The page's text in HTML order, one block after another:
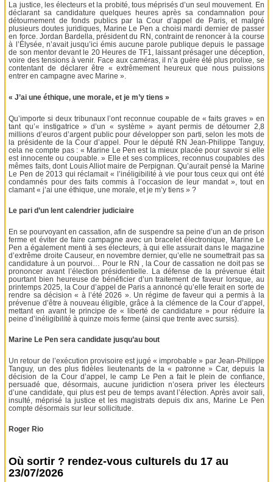
La justice, les électeurs et la probité, tous méprisés d’un seul mouvement. En
déclarant sa candidature quelques heures après sa condamnation pour
détournement de fonds publics par la Cour d’appel de Paris, et malgré
plusieurs doutes juridiques, Marine Le Pen a choisi mardi dernier de passer
en force. Jordan Bardella, président du RN, contraint de renoncer à la course
à l’Élysée, n’avait jusqu’ici émis aucune parole publique depuis le passage
de son mentor devant le 20 Heures de TF1, laissant présager une déception,
voire des tensions à venir. Face aux caméras, il n’a guère été plus prolixe, se
contentant de déclarer être « extrêmement heureux que nous puissions
entrer en campagne avec Marine ».
« J’ai une éthique, une morale, et je m’y tiens »
Qu’importe si deux tribunaux l’ont reconnue coupable de « faits graves » en
tant qu’« instigatrice » d’un « système » ayant permis de détourner 2,8
millions d’euros d’argent public pour développer son parti, selon les mots de
la présidente de la Cour d’appel. Pour le député RN Jean-Philippe Tanguy,
cela ne compte pas : « Marine Le Pen est la mieux placée pour savoir si elle
est innocente ou coupable. » Elle et ses complices, reconnus coupables des
mêmes faits, dont Louis Alliot maire de Perpignan. Qu’aurait pensé la Marine
Le Pen de 2013 qui réclamait « l’inéligibilité à vie pour tous ceux qui ont été
condamnés pour des faits commis à l’occasion de leur mandat », tout en
clamant « j’ai une éthique, une morale, et je m’y tiens » ?
Le pari d’un lent calendrier judiciaire
En se pourvoyant en cassation, afin de suspendre sa peine d’un an de prison
ferme et éviter de faire campagne avec un bracelet électronique, Marine Le
Pen a également menti à ses électeurs, à qui elle assurait dans le magazine
d’extrême droite Causeur, en novembre dernier, qu’elle ne soumettrait pas sa
candidature à un pourvoi… Pour le RN , la Cour de cassation ne doit pas se
prononcer avant l’élection présidentielle. La défense de la prévenue était
pourtant bien heureuse de bénéficier d’un traitement de faveur lorsque, au
printemps 2025, la Cour d’appel de Paris a annoncé qu’elle ferait en sorte de
rendre sa décision « à l’été 2026 ». Un régime de faveur qui a permis à la
prévenue d’être à nouveau éligible, grâce à la clémence de la Cour d’appel,
mettant en avant le principe de « liberté de candidature » pour réduire la
peine d’inéligibilité à quinze mois ferme (ainsi que trente avec sursis).
Marine Le Pen sera candidate jusqu’au bout
Un retour de l’exécution provisoire est jugé « improbable » par Jean-Philippe
Tanguy, un des plus fidèles lieutenants de la « patronne » Car, depuis la
décision de la Cour d’appel, le camp Le Pen a fait le plein de confiance,
persuadé que, désormais, aucune juridiction n’osera priver les électeurs
d’une candidate, qui plus est peu de temps avant l’élection. Après avoir sali,
insulté, méprisé la justice et les magistrats depuis dix ans, Marine Le Pen
compte désormais sur leur sollicitude.
Roger Rio
Où sortir ? rendez-vous culturels du 17 au
23/07/2026